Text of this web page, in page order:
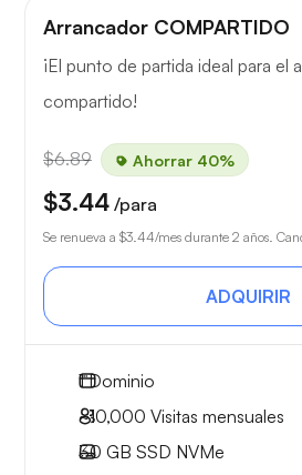
Arrancador COMPARTIDO
¡El punto de partida ideal para el
compartido!
$6.89 Ahorrar 40%
$3.44 /para
Se renueva a $3.44/mes durante 2 años.
ADQUIRIR
1Dominio
~10,000 Visitas mensuales
30 GB SSD NVMe